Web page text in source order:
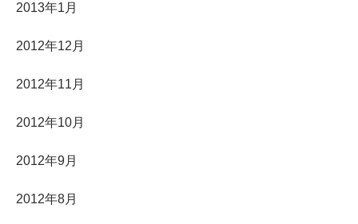
2013年1月
2012年12月
2012年11月
2012年10月
2012年9月
2012年8月